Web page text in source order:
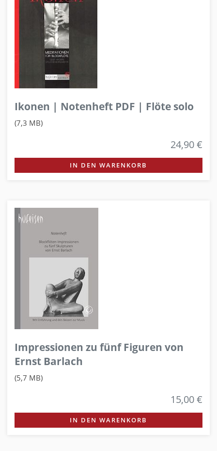
Ikonen | Notenheft PDF | Flöte solo
(7,3 MB)
24,90 €
IN DEN WARENKORB
Impressionen zu fünf Figuren von
Ernst Barlach
(5,7 MB)
15,00 €
IN DEN WARENKORB